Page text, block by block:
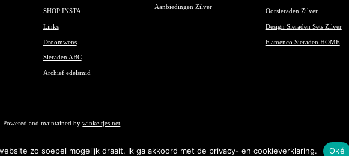
SHOP INSTA
Links
Droomwens
Sieraden ABC
Archief edelsmid
Aanbiedingen Zilver
Oorsieraden Zilver
Design Sieraden Sets Zilver
Flamenco Sieraden HOME
Powered and maintained bywinkeltjes.net
zo soepel mogelijk draait. Ik ga akkoord met de privacy- en cookieverklaring. Oké